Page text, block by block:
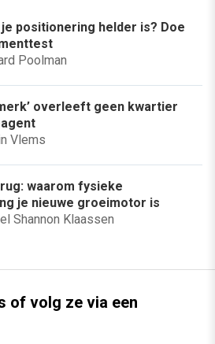
je positionering helder is? Doe
Poolman
overleeft geen kwartier
Vlems
waarom fysieke
je nieuwe groeimotor is
Shannon Klaassen
of volg ze via een